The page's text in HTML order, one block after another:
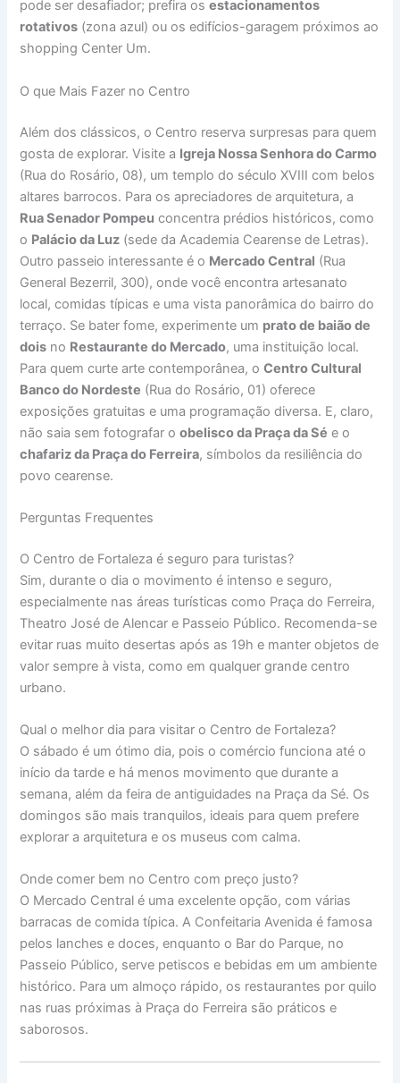
pode ser desafiador; prefira osestacionamentos
rotativos (zona azul) ou os edifícios-garagem próximos ao
shopping Center Um.
O que Mais Fazer no Centro
Além dos clássicos, o Centro reserva surpresas para quem
gosta de explorar. Visite a Igreja Nossa Senhora do Carmo
(Rua do Rosário, 08), um templo do século XVIII com belos
altares barrocos. Para os apreciadores de arquitetura, a
Rua Senador Pompeu concentra prédios históricos, como
o Palácio da Luz (sede da Academia Cearense de Letras).
Outro passeio interessante é o Mercado Central (Rua
General Bezerril, 300), onde você encontra artesanato
local, comidas típicas e uma vista panorâmica do bairro do
terraço. Se bater fome, experimente um prato de baião de
dois no Restaurante do Mercado, uma instituição local.
Para quem curte arte contemporânea, oCentro Cultural
Banco do Nordeste (Rua do Rosário, 01) oferece
exposições gratuitas e uma programação diversa. E, claro,
não saia sem fotografar oobelisco da Praça da Sé e o
chafariz da Praça do Ferreira, símbolos da resiliência do
povo cearense.
Perguntas Frequentes
O Centro de Fortaleza é seguro para turistas?
Sim, durante o dia o movimento é intenso e seguro,
especialmente nas áreas turísticas como Praça do Ferreira,
Theatro José de Alencar e Passeio Público. Recomenda-se
evitar ruas muito desertas após as 19h e manter objetos de
valor sempre à vista, como em qualquer grande centro
urbano.
Qual o melhor dia para visitar o Centro de Fortaleza?
O sábado é um ótimo dia, pois o comércio funciona até o
início da tarde e há menos movimento que durante a
semana, além da feira de antiguidades na Praça da Sé. Os
domingos são mais tranquilos, ideais para quem prefere
explorar a arquitetura e os museus com calma.
Onde comer bem no Centro com preço justo?
O Mercado Central é uma excelente opção, com várias
barracas de comida típica. A Confeitaria Avenida é famosa
pelos lanches e doces, enquanto o Bar do Parque, no
Passeio Público, serve petiscos e bebidas em um ambiente
histórico. Para um almoço rápido, os restaurantes por quilo
nas ruas próximas à Praça do Ferreira são práticos e
saborosos.